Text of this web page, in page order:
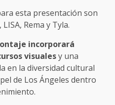
esta presentación son
Rema y Tyla.
incorporará
visualesy una
en la diversidad cultural
de Los Ángeles dentro